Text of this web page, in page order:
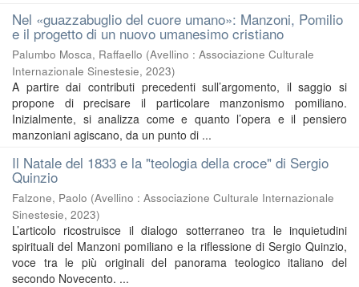
Nel «guazzabuglio del cuore umano»: Manzoni, Pomilio
e il progetto di un nuovo umanesimo cristiano
Palumbo Mosca, Raffaello (Avellino : Associazione Culturale
Internazionale Sinestesie, 2023)
A partire dai contributi precedenti sull’argomento, il saggio si
propone di precisare il particolare manzonismo pomiliano.
Inizialmente, si analizza come e quanto l’opera e il pensiero
manzoniani agiscano, da un punto di ...
Il Natale del 1833 e la "teologia della croce" di Sergio
Quinzio
Falzone, Paolo (Avellino : Associazione Culturale Internazionale
Sinestesie, 2023)
L’articolo ricostruisce il dialogo sotterraneo tra le inquietudini
spirituali del Manzoni pomiliano e la riflessione di Sergio Quinzio,
voce tra le più originali del panorama teologico italiano del
secondo Novecento. ...